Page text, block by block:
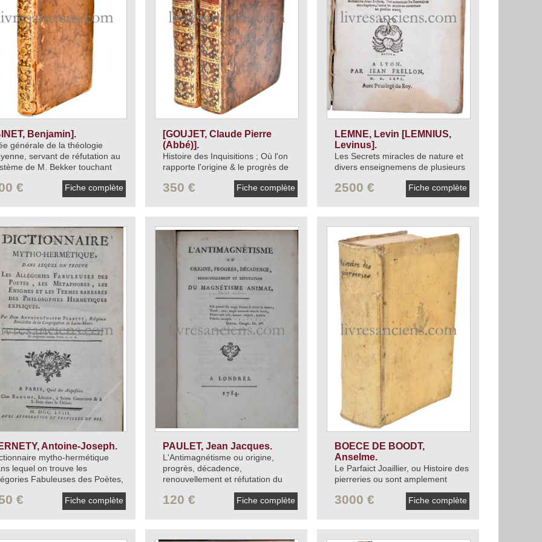
Benjamin].
générale de la théologie
servant de réfutation au
de M. Bekker touchant
ou Traité historique des
du paganisme.1699.
€ Fiche complète
[GOUJET, Claude Pierre
(Abbé)].
Histoire des Inquisitions ; Où l'on
rapporte l'origine & le progrès de
la forme de leur Jurisdiction.1759.
350 € Fiche complète
LEMNE, Levin [LEMNIUS,
Levinus].
Les Secrets miracles de nature et
divers enseignemens de plusieurs
2500 € Fiche complète
Antoine-Joseph.
mytho-hermétique
lequel on trouve les
Fabuleuses des Poètes,
Métaphores, les énigmes et les
barbares des Philosophes
expliqués.1758.
€ Fiche complète
PAULET, Jean Jacques.
L'Antimagnétisme ou origine,
progrès, décadence,
renouvellement et réfutation du
magnétisme animal.1784.
120 € Fiche complète
BOECE DE BOODT,
Anselme.
Le Parfaict Joaillier, ou Histoire des
pierreries ou sont amplement
descrites leur naissance, de juste
prix, moyen de les cognoistre, & se
garder des contrefaites, facilitez
medicinales, & propriectez
3000 € Fiche complète